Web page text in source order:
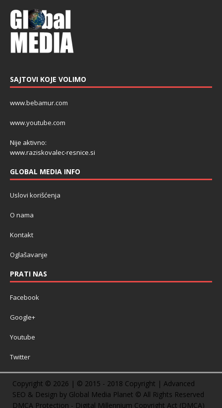
SAJTOVI KOJE VOLIMO
www.bebamur.com
www.youtube.com
Nije aktivno:
www.raziskovalec-resnice.si
GLOBAL MEDIA INFO
Uslovi korišćenja
O nama
Kontakt
Oglašavanje
PRATI NAS
Facebook
Google+
Youtube
Twitter
Copyright © 2026 | © 2015 - 2018 Copyright | Advanced
SEO & Design by Global Media Planet © All Rights Reserved
DMCA Protection - Digital Millennium Copyright Act (DMCA)